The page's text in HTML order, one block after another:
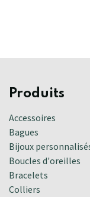
Produits
Accessoires
Bagues
Bijoux
Boucles d'oreilles
Bracelets
Colliers